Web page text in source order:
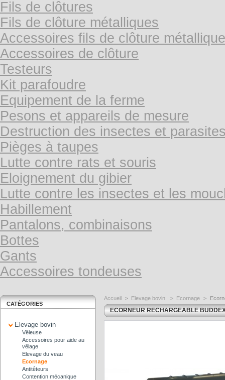
Fils de clôtures
Fils de clôture métalliques
Accessoires fils de clôture
Accessoires de clôture
Testeurs
Kit parafoudre
Equipement de la ferme
Pesons et appareils de mesure
Destruction des insectes et
Pièges à taupes
Lutte contre rats et souris
Eloignement du gibier
Lutte contre les insectes et les
Habillement
Pantalons, combinaisons
Bottes
Gants
Accessoires tondeuses
CATÉGORIES
Elevage bovin
Vêleuse
Accessoires pour aide au
vêlage
Elevage du veau
Ecornage
Antitêteurs
Contention mécanique
Accueil > Elevage bovin > Ecornage >
ECORNEUR RECHARGEABLE